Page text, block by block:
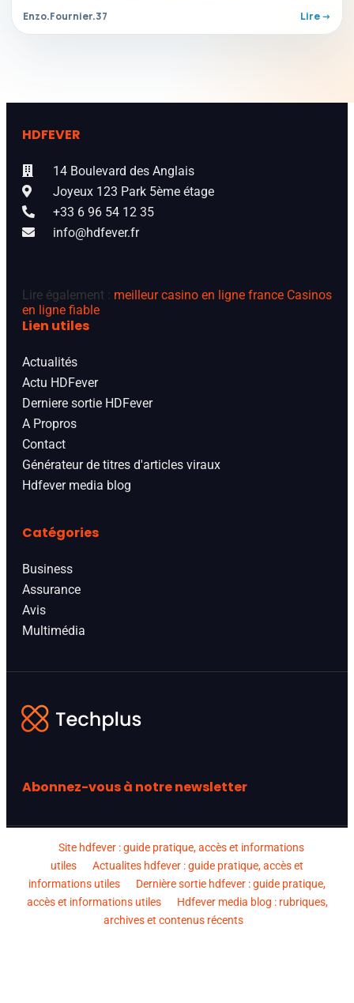
Enzo.Fournier.37 Lire ->
HDFEVER
14 Boulevard des Anglais
Joyeux 123 Park 5ème étage
+33 6 96 54 12 35
info@hdfever.fr
Lire également : meilleur casino en ligne france Casinos
en ligne fiable
Lien utiles
Actualités
Actu HDFever
Derniere sortie HDFever
A Propros
Contact
Générateur de titres d'articles viraux
Hdfever media blog
Catégories
Business
Assurance
Avis
Multimédia
Abonnez-vous à notre newsletter
Site hdfever : guide pratique, accès et informations
utiles
Actualites hdfever : guide pratique, accès et
informations utiles
Dernière sortie hdfever : guide pratique,
accès et informations utiles
Hdfever media blog : rubriques,
archives et contenus récents